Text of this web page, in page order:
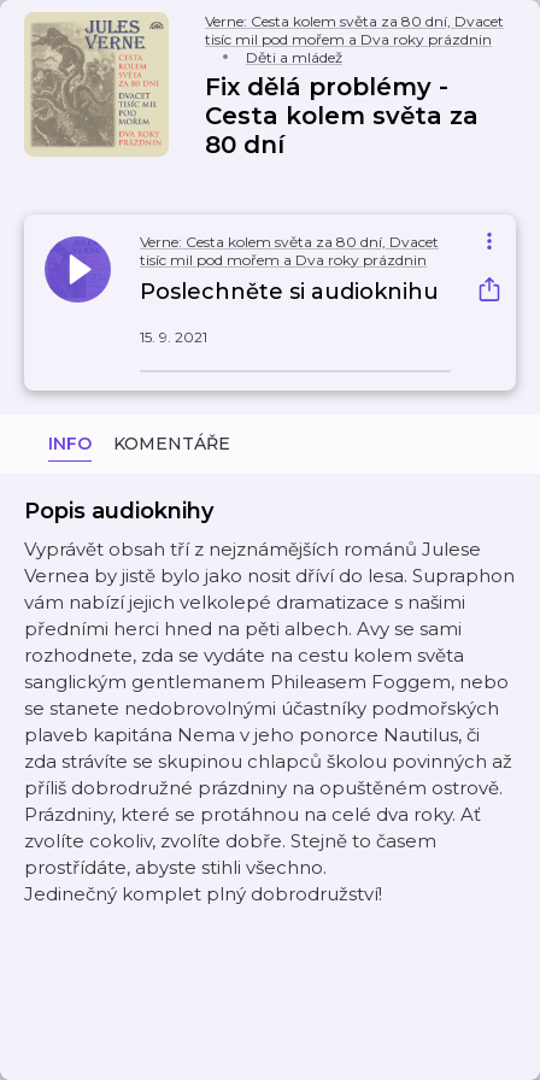
Verne: Cesta kolem světa za 80 dní, Dvacet
tisíc mil pod mořem a Dva roky prázdnin
Děti a mládež
Fix dělá problémy -
Cesta kolem světa za
80 dní
Verne: Cesta kolem světa za 80 dní, Dvacet
tisíc mil pod mořem a Dva roky prázdnin
Poslechněte si audioknihu
15. 9. 2021
INFO KOMENTÁŘE
Popis audioknihy
Vyprávět obsah tří z nejznámějších románů Julese
Vernea by jistě bylo jako nosit dříví do lesa. Supraphon
vám nabízí jejich velkolepé dramatizace s našimi
předními herci hned na pěti albech. Avy se sami
rozhodnete, zda se vydáte na cestu kolem světa
sanglickým gentlemanem Phileasem Foggem, nebo
se stanete nedobrovolnými účastníky podmořských
plaveb kapitána Nema v jeho ponorce Nautilus, či
zda strávíte se skupinou chlapců školou povinných až
příliš dobrodružné prázdniny na opuštěném ostrově.
Prázdniny, které se protáhnou na celé dva roky. Ať
zvolíte cokoliv, zvolíte dobře. Stejně to časem
prostřídáte, abyste stihli všechno.
Jedinečný komplet plný dobrodružství!